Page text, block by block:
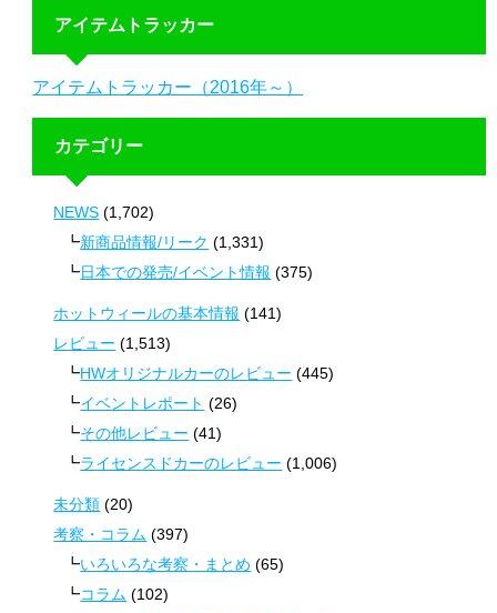
アイテムトラッカー
アイテムトラッカー（2016年～）
カテゴリー
NEWS (1,702)
新商品情報/リーク (1,331)
日本での発売/イベント情報 (375)
ホットウィールの基本情報 (141)
レビュー (1,513)
HWオリジナルカーのレビュー (445)
イベントレポート (26)
その他レビュー (41)
ライセンスドカーのレビュー (1,006)
未分類 (20)
考察・コラム (397)
いろいろな考察・まとめ (65)
コラム (102)